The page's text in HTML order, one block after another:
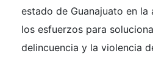
estado de Guanajuato en la
los esfuerzos para
delincuencia y la violencia